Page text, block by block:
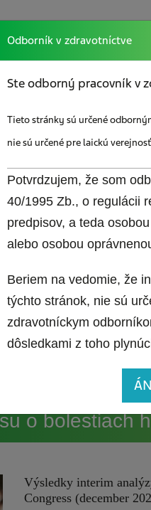
akcií Vzdelávanie
o zasielanie
spravodajcu
o bolestiach
Výsledky interim
Congress (december
Odborník v zdravotníctve
Ste odborný pracovník v
Tieto stránky sú určené
nie sú určené pre laickú
Potvrdzujem, že som
40/1995 Zb., o regulácii
predpisov, a teda
alebo osobou
Beriem na vedomie, že
týchto stránok, nie sú
zdravotníckym
dôsledkami z toho